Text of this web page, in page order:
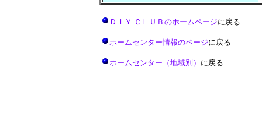
ＤＩＹ ＣＬＵＢのホームページに戻る
ホームセンター情報のページに戻る
ホームセンター（地域別） に戻る